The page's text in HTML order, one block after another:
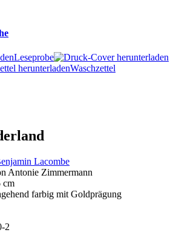
Leseprobe
Waschzettel
Lacombe
Antonie Zimmermann
cm
farbig mit Goldprägung
2